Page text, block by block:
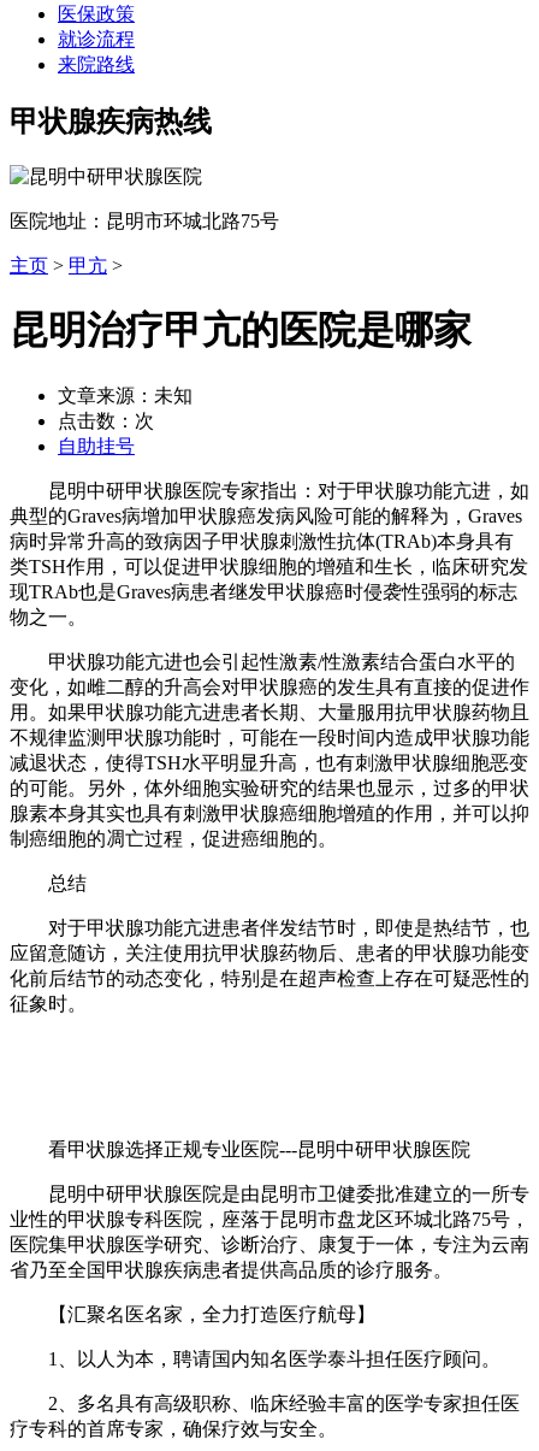
医保政策
就诊流程
来院路线
甲状腺疾病热线
医院地址：昆明市环城北路75号
主页 > 甲亢 >
昆明治疗甲亢的医院是哪家
文章来源：未知
点击数： 次
自助挂号
昆明中研甲状腺医院专家指出：对于甲状腺功能亢进，如
典型的Graves病增加甲状腺癌发病风险可能的解释为，Graves
病时异常升高的致病因子甲状腺刺激性抗体(TRAb)本身具有
类TSH作用，可以促进甲状腺细胞的增殖和生长，临床研究发
现TRAb也是Graves病患者继发甲状腺癌时侵袭性强弱的标志
物之一。
甲状腺功能亢进也会引起性激素/性激素结合蛋白水平的
变化，如雌二醇的升高会对甲状腺癌的发生具有直接的促进作
用。如果甲状腺功能亢进患者长期、大量服用抗甲状腺药物且
不规律监测甲状腺功能时，可能在一段时间内造成甲状腺功能
减退状态，使得TSH水平明显升高，也有刺激甲状腺细胞恶变
的可能。另外，体外细胞实验研究的结果也显示，过多的甲状
腺素本身其实也具有刺激甲状腺癌细胞增殖的作用，并可以抑
制癌细胞的凋亡过程，促进癌细胞的。
总结
对于甲状腺功能亢进患者伴发结节时，即使是热结节，也
应留意随访，关注使用抗甲状腺药物后、患者的甲状腺功能变
化前后结节的动态变化，特别是在超声检查上存在可疑恶性的
征象时。
看甲状腺选择正规专业医院---昆明中研甲状腺医院
昆明中研甲状腺医院是由昆明市卫健委批准建立的一所专
业性的甲状腺专科医院，座落于昆明市盘龙区环城北路75号，
医院集甲状腺医学研究、诊断治疗、康复于一体，专注为云南
省乃至全国甲状腺疾病患者提供高品质的诊疗服务。
【汇聚名医名家，全力打造医疗航母】
1、以人为本，聘请国内知名医学泰斗担任医疗顾问。
2、多名具有高级职称、临床经验丰富的医学专家担任医
疗专科的首席专家，确保疗效与安全。